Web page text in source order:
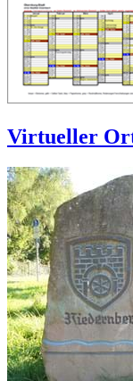
Virtueller